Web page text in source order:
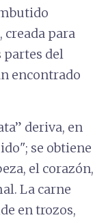
creada para
partes del
encontrado
deriva, en
se obtiene
el corazón,
La carne
en trozos,